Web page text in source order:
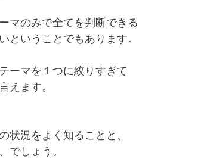
マのみで全てを判断できる
ということでもあります。
ーマを１つに絞りすぎて
えます。
状況をよく知ることと、
でしょう。